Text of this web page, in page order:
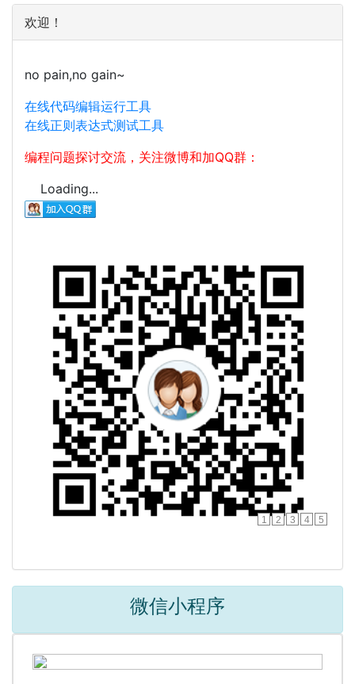
欢迎！
no pain,no gain~
在线代码编辑运行工具
在线正则表达式测试工具
编程问题探讨交流，关注微博和加QQ群：
Loading...
1 2 3 4 5
微信小程序